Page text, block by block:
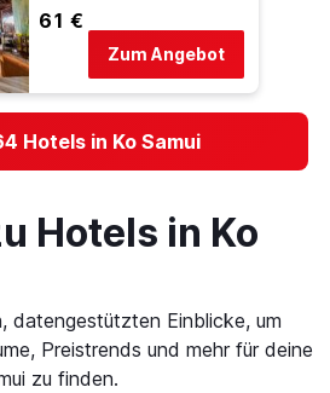
61 €
Zum Angebot
Hotels in Ko Samui
Hotels in Ko
datengestützten Einblicke, um
Preistrends und mehr für deine
zu finden.